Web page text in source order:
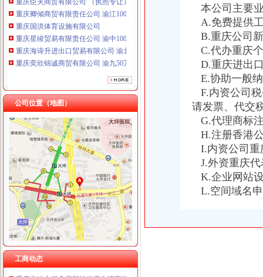
重庆卿倾商贸有限责任公司 渝江100万 （工商注册）
重庆国洪体育设施有限公司
重庆星竣贸易有限责任公司 渝中100万 （进出口权）
重庆海谛升进出口贸易有限公司 渝北100万 （进出口权）
重庆奕欣锦诚商贸有限公司 渝九50万 （工商注册）
重庆信同广告有限公司 渝沙50万 （工商注册）
重庆三虹房地产营销策划有限公司
公司位置（地图）
工商动态
重庆发票申请
【专业代帐、免费申请一般纳税人、申请发票_公司注册、-重庆赶集网
重庆市地税发票真伪验证方_发票真伪查询_重庆市地税发票查询_会
纳税服务平台
重庆店发票__百度__经验
重庆市国家税务局关于调整“发票网上申请”办理渠道的通知_财
重庆国税网上申报系统_重庆国税局_重庆国税发票查询_重庆国税网上
重庆市国家税务局关于调整“发票网上申请”办理渠道的通知_财
重庆地税对于个人申请发票的地点是如何规定的？-中国会计网
重庆或k发票申请表.docx
重庆市地方税务局网络发票申请审批表_中华文本库
本公司主要
A.免费提供
B.重庆公司
C.代办重庆
D.重庆进出
E.协助一般
F.内资公司
请发票、代交
G.代理商标
H.注册香港
I.内资公司重
J.外资重庆代
K.企业网站
L.空间域名